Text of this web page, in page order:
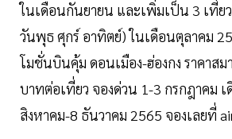
ในเดือนกันยายน และเพิ่มเป็น 3 เที่
วันพุธ ศุกร์ อาทิตย์) ในเดือนตุลาคม
โมชั่นบินคุ้ม ดอนเมือง-ฮ่องกง ราคาส
บาทต่อเที่ยว จองด่วน 1-3 กรกฎาคม เ
สิงหาคม-8 ธันวาคม 2565 จองเลยที่